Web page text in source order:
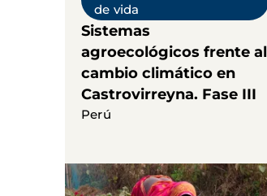
de vida
Sistemas
agroecológicos frente al
cambio climático en
Castrovirreyna. Fase III
Perú